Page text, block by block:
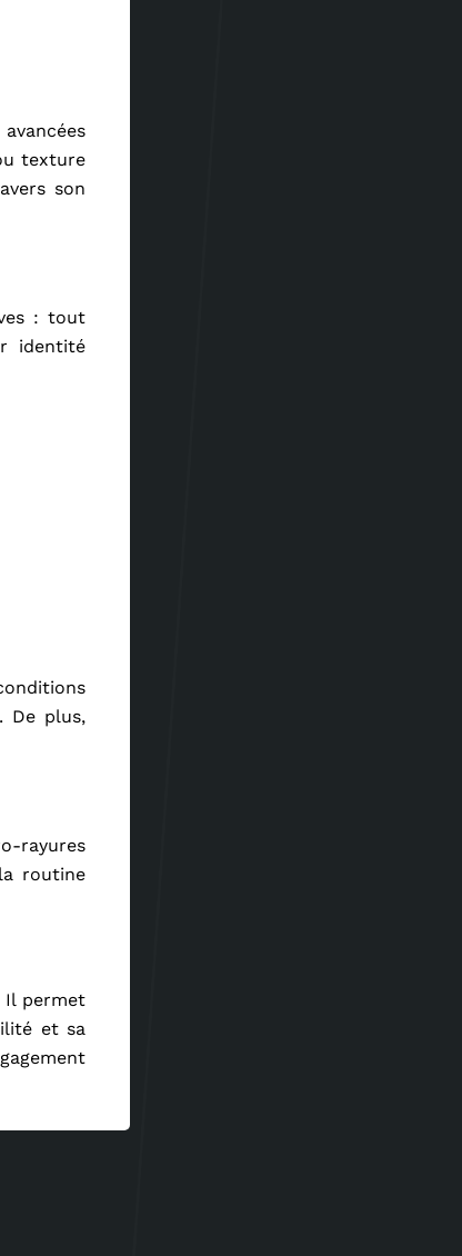
texture
son
: tout
identité
De plus,
rayures
routine
Il permet
et sa